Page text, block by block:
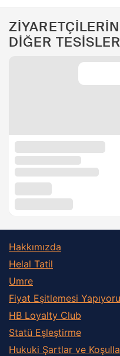
DİĞER
Hakkımızda
Helal Tatil
Umre
Fiyat Eşitlemesi
HB Loyalty Club
Statü Eşleştirme
Hukuki Şartlar ve